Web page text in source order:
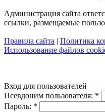
Администрация сайта
ссылки, размещаемые
Правила сайта | Политика
Использование файлов
Вход для пользователей
Псевдоним пользователя: *
Пароль: *